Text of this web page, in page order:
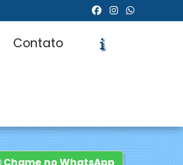
Contato
Chame no WhatsApp